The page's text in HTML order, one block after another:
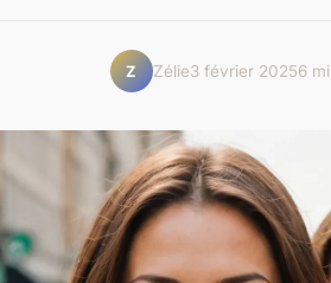
Z Zélie3 février 20256